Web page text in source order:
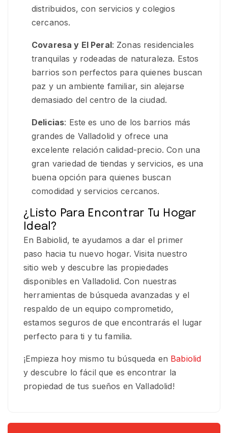
distribuidos, con servicios y colegios
cercanos.
Covaresa y El Peral: Zonas residenciales
tranquilas y rodeadas de naturaleza. Estos
barrios son perfectos para quienes buscan
paz y un ambiente familiar, sin alejarse
demasiado del centro de la ciudad.
Delicias: Este es uno de los barrios más
grandes de Valladolid y ofrece una
excelente relación calidad-precio. Con una
gran variedad de tiendas y servicios, es una
buena opción para quienes buscan
comodidad y servicios cercanos.
¿Listo Para Encontrar Tu Hogar
Ideal?
En Babiolid, te ayudamos a dar el primer
paso hacia tu nuevo hogar. Visita nuestro
sitio web y descubre las propiedades
disponibles en Valladolid. Con nuestras
herramientas de búsqueda avanzadas y el
respaldo de un equipo comprometido,
estamos seguros de que encontrarás el lugar
perfecto para ti y tu familia.
¡Empieza hoy mismo tu búsqueda en Babiolid
y descubre lo fácil que es encontrar la
propiedad de tus sueños en Valladolid!